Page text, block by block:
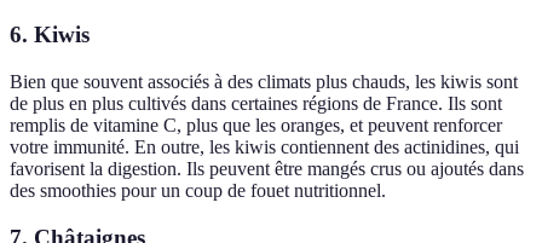
6. Kiwis
Bien que souvent associés à des climats plus chauds, les kiwis sont
de plus en plus cultivés dans certaines régions de France. Ils sont
remplis de vitamine C, plus que les oranges, et peuvent renforcer
votre immunité. En outre, les kiwis contiennent des actinidines, qui
favorisent la digestion. Ils peuvent être mangés crus ou ajoutés dans
des smoothies pour un coup de fouet nutritionnel.
7. Châtaignes